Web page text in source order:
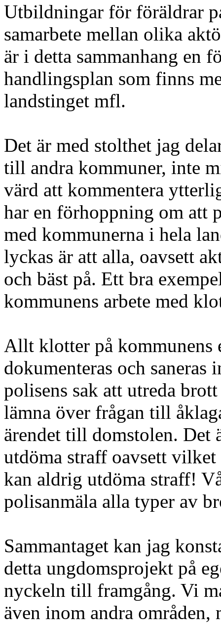
Utbildningar för föräldrar
samarbete mellan olika
är i detta sammanhang en
handlingsplan som finns
landstinget mfl.
Det är med stolthet jag
till andra kommuner, inte
värd att kommentera
har en förhoppning om att
med kommunerna i hela
lyckas är att alla, oavsett
och bäst på. Ett bra
kommunens arbete med
Allt klotter på kommunens
dokumenteras och
polisens sak att utreda
lämna över frågan till
ärendet till domstolen. Det
utdöma straff oavsett
kan aldrig utdöma straff!
polisanmäla alla typer av
Sammantaget kan jag
detta ungdomsprojekt på
nyckeln till framgång. Vi
även inom andra